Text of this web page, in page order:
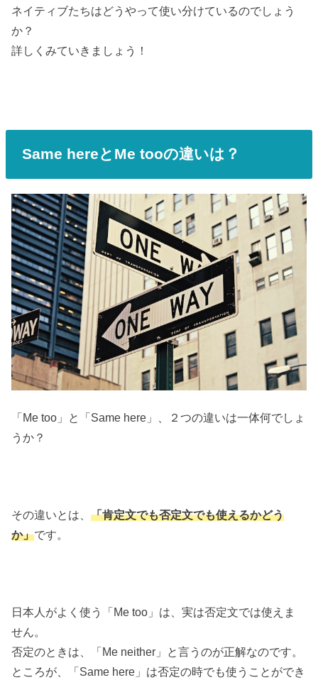
ネイティブたちはどうやって使い分けているのでしょう
か？
詳しくみていきましょう！
Same hereとMe tooの違いは？
「Me too」と「Same here」、２つの違いは一体何でしょ
うか？
その違いとは、「肯定文でも否定文でも使えるかどう
か」です。
日本人がよく使う「Me too」は、実は否定文では使えま
せん。
否定のときは、「Me neither」と言うのが正解なのです。
ところが、「Same here」は否定の時でも使うことができ